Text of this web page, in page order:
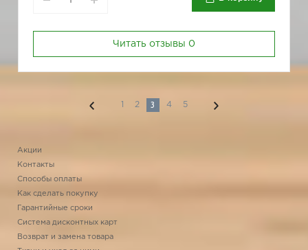
Читать отзывы 0
1 2 3 4 5
Акции
Контакты
Способы оплаты
Как сделать покупку
Гарантийные сроки
Система дисконтных карт
Возврат и замена товара